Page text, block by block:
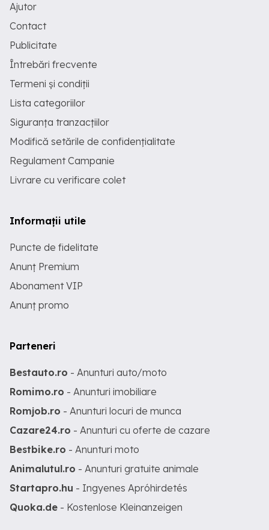
Ajutor
Contact
Publicitate
Întrebări frecvente
Termeni și condiții
Lista categoriilor
Siguranța tranzacțiilor
Modifică setările de confidențialitate
Regulament Campanie
Livrare cu verificare colet
Informații utile
Puncte de fidelitate
Anunț Premium
Abonament VIP
Anunț promo
Parteneri
Bestauto.ro - Anunturi auto/moto
Romimo.ro - Anunturi imobiliare
Romjob.ro - Anunturi locuri de munca
Cazare24.ro - Anunturi cu oferte de cazare
Bestbike.ro - Anunturi moto
Animalutul.ro - Anunturi gratuite animale
Startapro.hu - Ingyenes Apróhirdetés
Quoka.de - Kostenlose Kleinanzeigen